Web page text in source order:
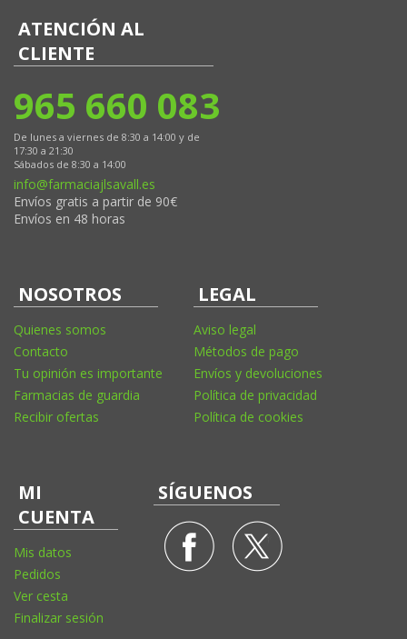
ATENCIÓN AL
CLIENTE
965 660 083
De lunes a viernes de 8:30 a 14:00 y de
17:30 a 21:30
Sábados de 8:30 a 14:00
info@farmaciajlsavall.es
Envíos gratis a partir de 90€
Envíos en 48 horas
NOSOTROS
Quienes somos
Contacto
Tu opinión es importante
Farmacias de guardia
Recibir ofertas
LEGAL
Aviso legal
Métodos de pago
Envíos y devoluciones
Política de privacidad
Política de cookies
MI
CUENTA
Mis datos
Pedidos
Ver cesta
Finalizar sesión
SÍGUENOS